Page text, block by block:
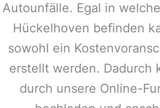
Autounfälle. Egal in
Hückelhoven befinden
sowohl ein
erstellt werden. Dadurch
durch unsere Online-